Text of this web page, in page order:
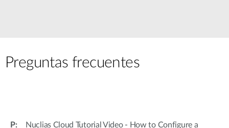
Preguntas frecuentes
Nuclias Cloud Tutorial Video - How to Configure a